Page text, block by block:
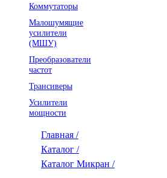
Коммутаторы
Малошумящие
усилители
(МШУ)
Преобразователи
частот
Трансиверы
Усилители
мощности
Главная /
Каталог /
Каталог Микран /